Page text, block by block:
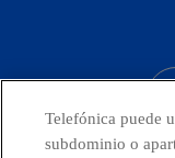
Telefónica puede
subdominio o